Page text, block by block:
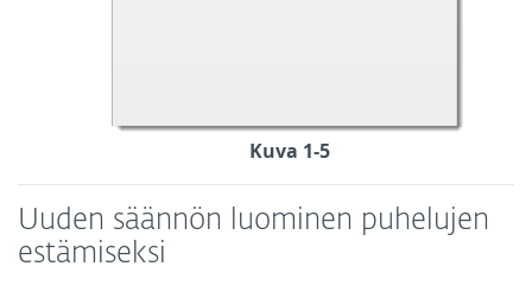
Kuva 1-5
Uuden säännön luominen puhelujen
estämiseksi